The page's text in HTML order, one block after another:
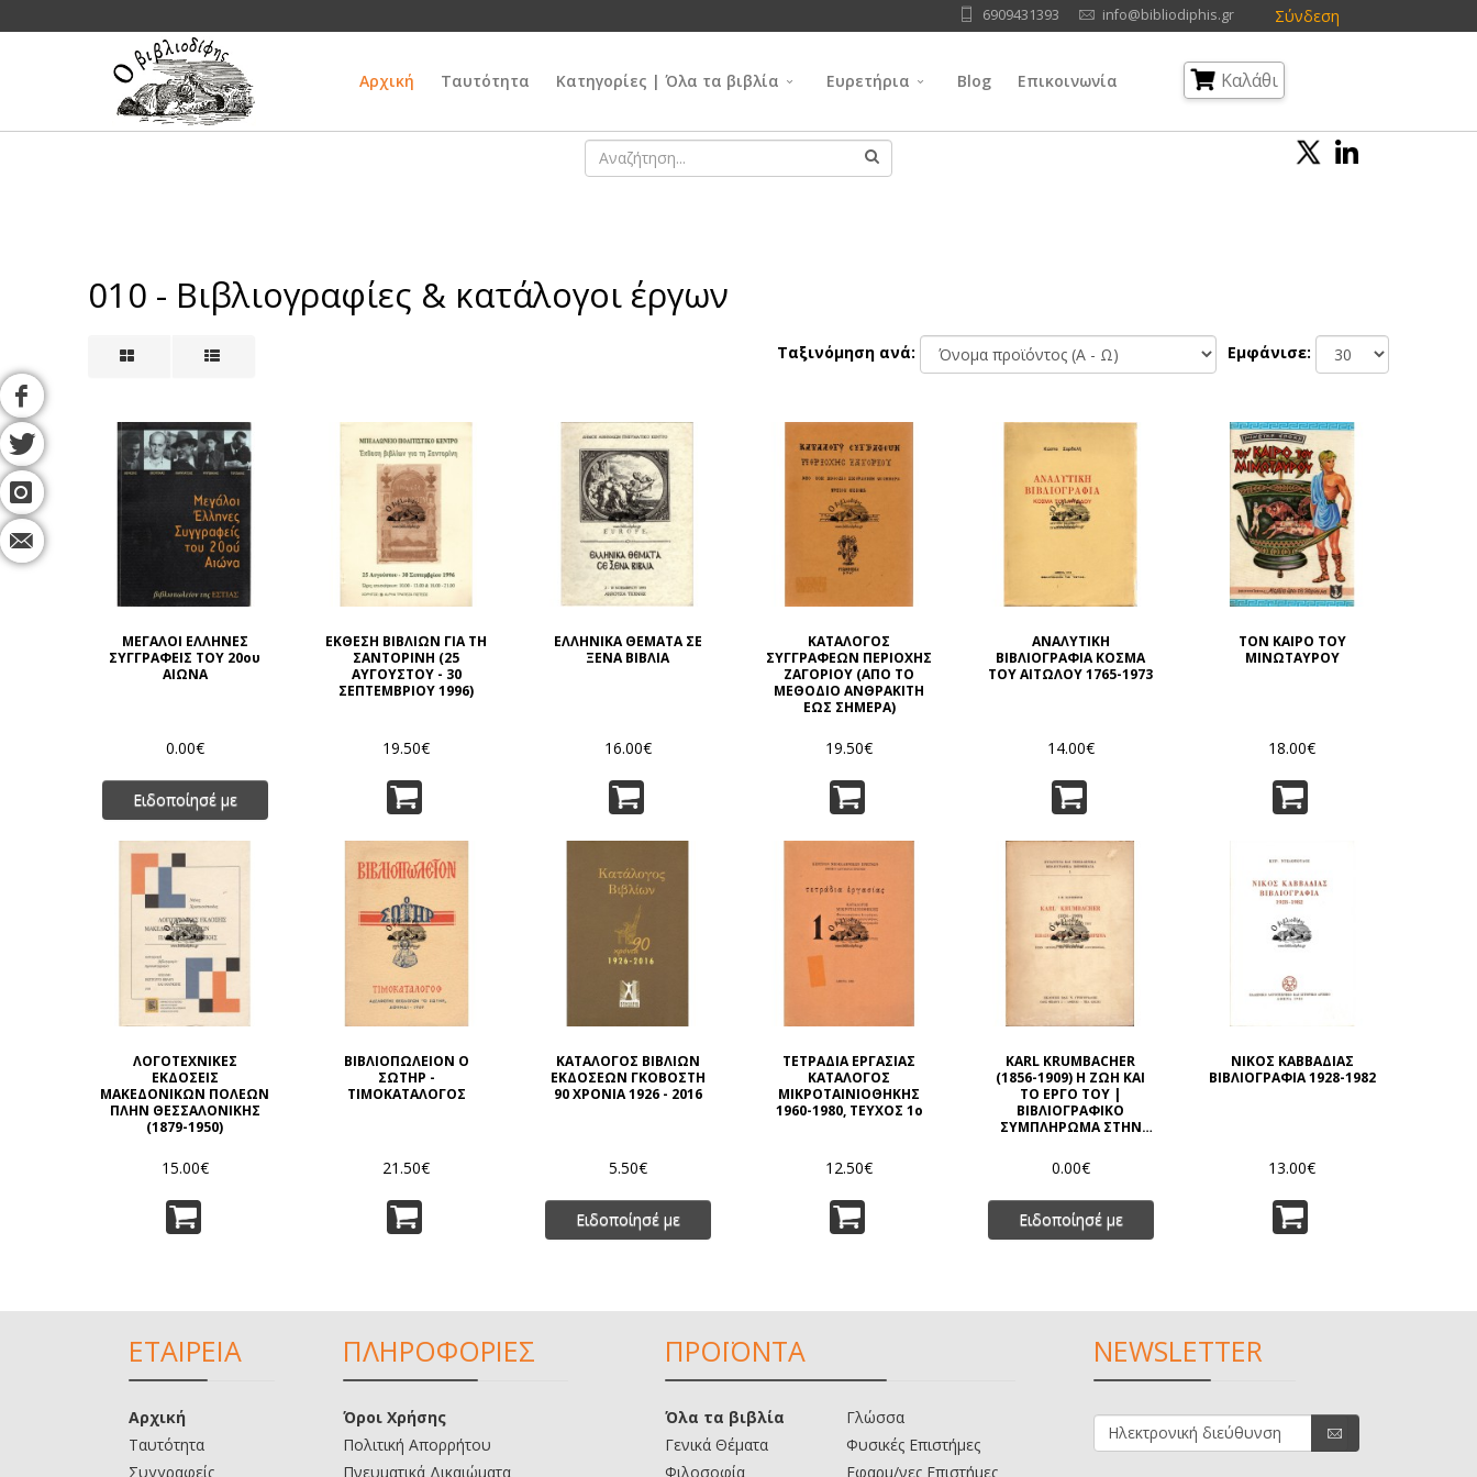
Σύνδεση
6909431393 info@bibliodiphis.gr
Αρχική Ταυτότητα Κατηγορίες | Όλα τα βιβλία Ευρετήρια Blog Επικοινωνία Καλάθι
010 - Βιβλιογραφίες & κατάλογοι έργων
Εμφάνισε:
Ταξινόμηση ανά:
ΜΕΓΑΛΟΙ ΕΛΛΗΝΕΣ
ΣΥΓΓΡΑΦΕΙΣ ΤΟΥ 20ου
ΑΙΩΝΑ
0.00€
Ειδοποίησέ με
ΕΚΘΕΣΗ ΒΙΒΛΙΩΝ ΓΙΑ ΤΗ
ΣΑΝΤΟΡΙΝΗ (25
ΑΥΓΟΥΣΤΟΥ - 30
ΣΕΠΤΕΜΒΡΙΟΥ 1996)
19.50€
ΕΛΛΗΝΙΚΑ ΘΕΜΑΤΑ ΣΕ
ΞΕΝΑ ΒΙΒΛΙΑ
16.00€
ΚΑΤΑΛΟΓΟΣ
ΣΥΓΓΡΑΦΕΩΝ ΠΕΡΙΟΧΗΣ
ΖΑΓΟΡΙΟΥ (ΑΠΟ ΤΟ
ΜΕΘΟΔΙΟ ΑΝΘΡΑΚΙΤΗ
ΕΩΣ ΣΗΜΕΡΑ)
19.50€
ΑΝΑΛΥΤΙΚΗ
ΒΙΒΛΙΟΓΡΑΦΙΑ ΚΟΣΜΑ
ΤΟΥ ΑΙΤΩΛΟΥ 1765-1973
14.00€
ΤΟΝ ΚΑΙΡΟ ΤΟΥ
ΜΙΝΩΤΑΥΡΟΥ
18.00€
ΛΟΓΟΤΕΧΝΙΚΕΣ
ΕΚΔΟΣΕΙΣ
ΜΑΚΕΔΟΝΙΚΩΝ ΠΟΛΕΩΝ
ΠΛΗΝ ΘΕΣΣΑΛΟΝΙΚΗΣ
(1879-1950)
15.00€
ΒΙΒΛΙΟΠΩΛΕΙΟΝ Ο
ΣΩΤΗΡ -
ΤΙΜΟΚΑΤΑΛΟΓΟΣ
21.50€
ΚΑΤΑΛΟΓΟΣ ΒΙΒΛΙΩΝ
ΕΚΔΟΣΕΩΝ ΓΚΟΒΟΣΤΗ
90 ΧΡΟΝΙΑ 1926 - 2016
5.50€
Ειδοποίησέ με
ΤΕΤΡΑΔΙΑ ΕΡΓΑΣΙΑΣ
ΚΑΤΑΛΟΓΟΣ
ΜΙΚΡΟΤΑΙΝΙΟΘΗΚΗΣ
1960-1980, ΤΕΥΧΟΣ 1ο
12.50€
KARL KRUMBACHER
(1856-1909) H ΖΩΗ ΚΑΙ
ΤΟ ΕΡΓΟ ΤΟΥ |
ΒΙΒΛΙΟΓΡΑΦΙΚΟ
ΣΥΜΠΛΗΡΩΜΑ ΣΤΗΝ
ΒΥΖΑΝΤΙΝΗΣ
ΛΟΓΟΤΕΧΝΙΑΣ (1900-
0.00€
Ειδοποίησέ με
ΝΙΚΟΣ ΚΑΒΒΑΔΙΑΣ
ΒΙΒΛΙΟΓΡΑΦΙΑ 1928-1982
13.00€
ΕΤΑΙΡΕΙΑ
Αρχική
Ταυτότητα
Συγγραφείς
ΠΛΗΡΟΦΟΡΙΕΣ
Όροι Χρήσης
Πολιτική Απορρήτου
Πνευματικά Δικαιώματα
ΠΡΟΪΟΝΤΑ
Όλα τα βιβλία
Γενικά Θέματα
Φιλοσοφία
Γλώσσα
Φυσικές Επιστήμες
Εφαρμ/νες Επιστήμες
NEWSLETTER